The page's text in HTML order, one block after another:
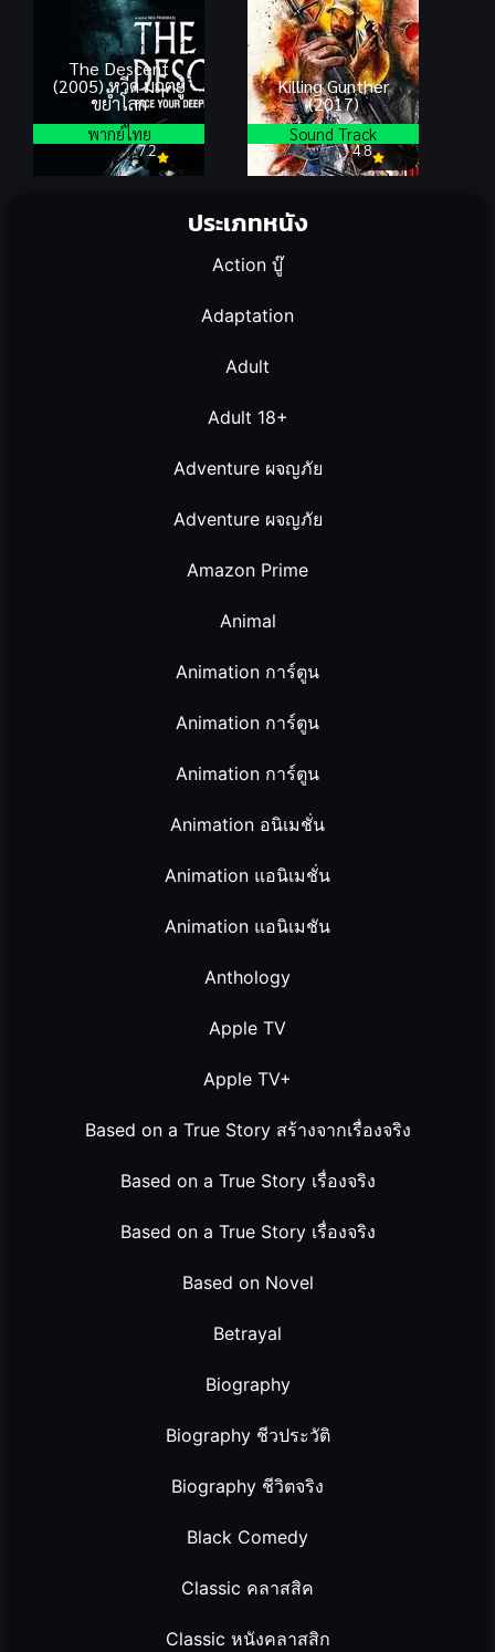
ประเภทหนัง
Action บู๊
Adaptation
Adult
Adult 18+
Adventure ผจญภัย
Adventure ผจญภัย
Amazon Prime
Animal
Animation การ์ตูน
Animation การ์ตูน
Animation การ์ตูน
Animation อนิเมชั่น
Animation แอนิเมชั่น
Animation แอนิเมชัน
Anthology
Apple TV
Apple TV+
Based on a True Story สร้างจากเรื่องจริง
Based on a True Story เรื่องจริง
Based on a True Story เรื่องจริง
Based on Novel
Betrayal
Biography
Biography ชีวประวัติ
Biography ชีวิตจริง
Black Comedy
Classic คลาสสิค
Classic หนังคลาสสิก
The Descent
(2005) หวีด มฤตยู
ขย้ำโลก
7.2
พากย์ไทย
Killing Gunther
(2017)
4.8
Sound Track